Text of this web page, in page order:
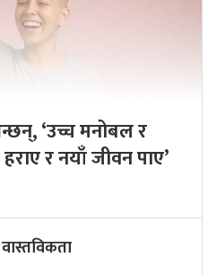
‘उच्च मनोबल र
र नयाँ जीवन पाए’